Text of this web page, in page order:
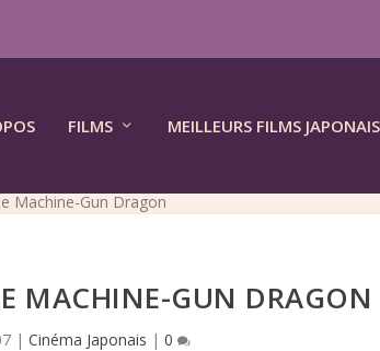
FILMS MEILLEURS FILMS JAPONAIS
Machine-Gun Dragon
MACHINE-GUN DRAGON
| Cinéma Japonais | 0